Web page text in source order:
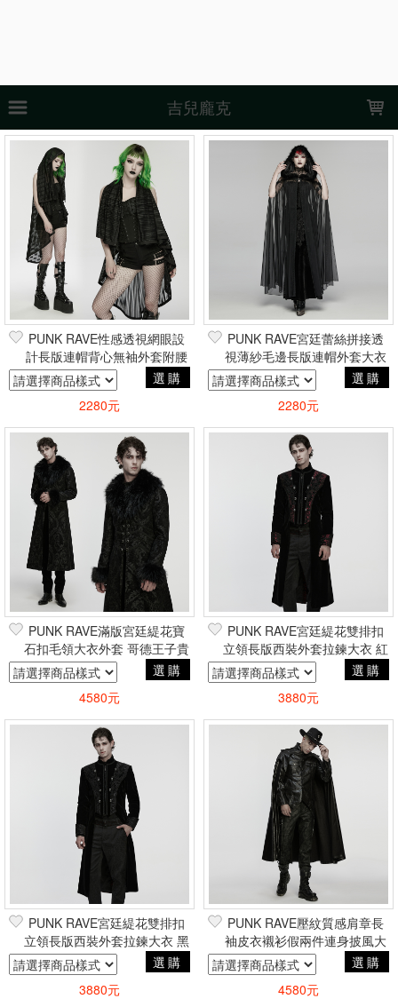
吉兒龐克
上架時間 銷售件數 銷售價格
樣式尺寸篩選
全部樣式 黑
男
黑咖
女 黑紫
咖
粉
全部尺寸 XS
M.S
M.3XL
L XL XXL
2XL
3XL
現貨商品
篩選
PUNK RAVE性感透視網眼設
計長版連帽背心無袖外套附腰
帶 龐克搖滾重金屬帥氣硬妹風
選購
2280元
PUNK RAVE宮廷蕾絲拼接透
視薄紗毛邊長版連帽外套大衣
哥德暗黑貴族巴洛克吸血鬼
選購
2280元
PUNK RAVE滿版宮廷緹花寶
石扣毛領大衣外套 哥德王子貴
族吸血鬼巴洛克
選購
4580元
PUNK RAVE宮廷緹花雙排扣
立領長版西裝外套拉鍊大衣 紅
哥德王子貴族吸血鬼巴洛克
選購
3880元
PUNK RAVE宮廷緹花雙排扣
立領長版西裝外套拉鍊大衣 黑
哥德王子貴族吸血鬼巴洛克
選購
3880元
PUNK RAVE壓紋質感肩章長
袖皮衣襯衫假兩件連身披風大
衣外套 龐克搖滾重金屬帥氣電
玩風
選購
4580元